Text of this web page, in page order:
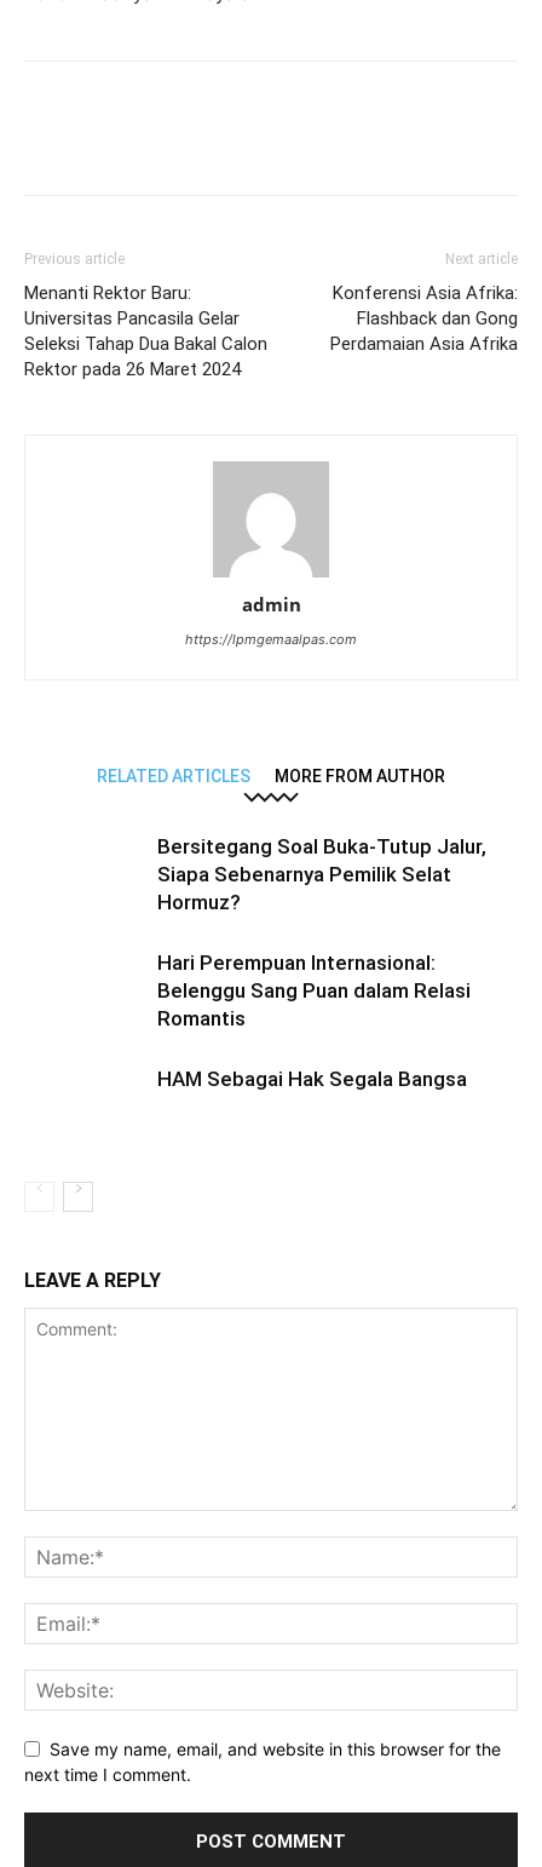
Previous article
Menanti Rektor Baru:
Universitas Pancasila Gelar
Seleksi Tahap Dua Bakal Calon
Rektor pada 26 Maret 2024
Next article
Konferensi Asia Afrika:
Flashback dan Gong
Perdamaian Asia Afrika
admin
https://lpmgemaalpas.com
RELATED ARTICLES MORE FROM AUTHOR
Bersitegang Soal Buka-Tutup Jalur,
Siapa Sebenarnya Pemilik Selat
Hormuz?
Hari Perempuan Internasional:
Belenggu Sang Puan dalam Relasi
Romantis
HAM Sebagai Hak Segala Bangsa
LEAVE A REPLY
Save my name, email, and website in this browser for the
next time I comment.